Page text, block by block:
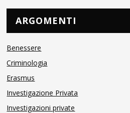
ARGOMENTI
Benessere
Criminologia
Erasmus
Investigazione Privata
Investigazioni private